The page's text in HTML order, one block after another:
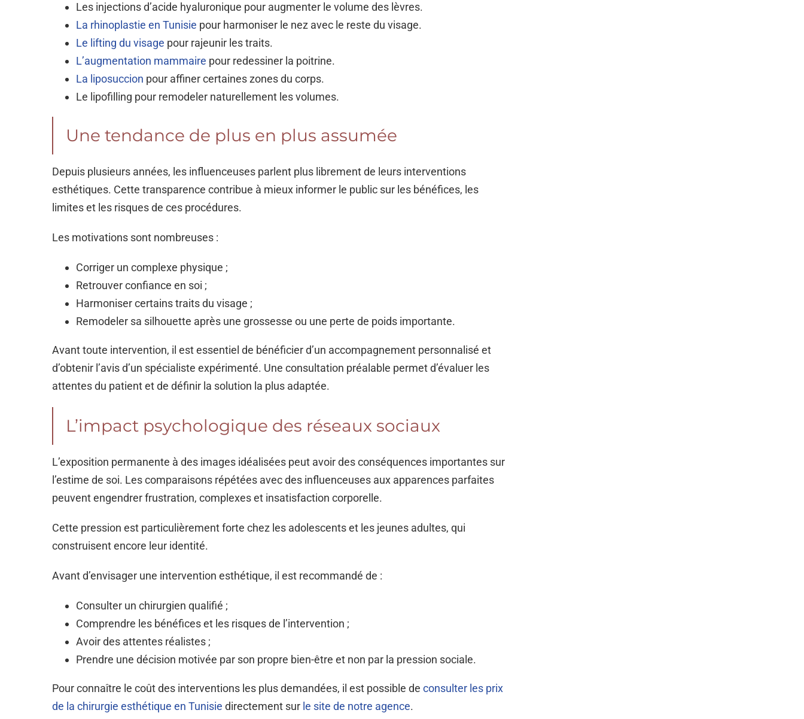
Les injections d’acide hyaluronique pour augmenter le volume des lèvres.
La rhinoplastie en Tunisie pour harmoniser le nez avec le reste du visage.
Le lifting du visage pour rajeunir les traits.
L’augmentation mammaire pour redessiner la poitrine.
La liposuccion pour affiner certaines zones du corps.
Le lipofilling pour remodeler naturellement les volumes.
Une tendance de plus en plus assumée
Depuis plusieurs années, les influenceuses parlent plus librement de leurs interventions
esthétiques. Cette transparence contribue à mieux informer le public sur les bénéfices, les
limites et les risques de ces procédures.
Les motivations sont nombreuses :
Corriger un complexe physique ;
Retrouver confiance en soi ;
Harmoniser certains traits du visage ;
Remodeler sa silhouette après une grossesse ou une perte de poids importante.
Avant toute intervention, il est essentiel de bénéficier d’un accompagnement personnalisé et
d’obtenir l’avis d’un spécialiste expérimenté. Une consultation préalable permet d’évaluer les
attentes du patient et de définir la solution la plus adaptée.
L’impact psychologique des réseaux sociaux
L’exposition permanente à des images idéalisées peut avoir des conséquences importantes sur
l’estime de soi. Les comparaisons répétées avec des influenceuses aux apparences parfaites
peuvent engendrer frustration, complexes et insatisfaction corporelle.
Cette pression est particulièrement forte chez les adolescents et les jeunes adultes, qui
construisent encore leur identité.
Avant d’envisager une intervention esthétique, il est recommandé de :
Consulter un chirurgien qualifié ;
Comprendre les bénéfices et les risques de l’intervention ;
Avoir des attentes réalistes ;
Prendre une décision motivée par son propre bien-être et non par la pression sociale.
Pour connaître le coût des interventions les plus demandées, il est possible de consulter les prix
de la chirurgie esthétique en Tunisie directement sur le site de notre agence.